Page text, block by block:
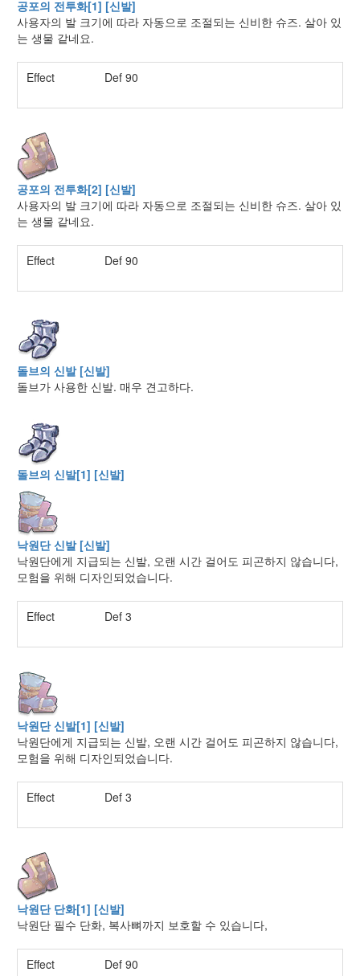
공포의 전투화[1] [신발]
사용자의 발 크기에 따라 자동으로 조절되는 신비한 슈즈. 살아 있
는 생물 같네요.
Effect Def 90
공포의 전투화[2] [신발]
사용자의 발 크기에 따라 자동으로 조절되는 신비한 슈즈. 살아 있
는 생물 같네요.
Effect Def 90
돌브의 신발 [신발]
돌브가 사용한 신발. 매우 견고하다.
돌브의 신발[1] [신발]
낙원단 신발 [신발]
낙원단에게 지급되는 신발, 오랜 시간 걸어도 피곤하지 않습니다,
모험을 위해 디자인되었습니다.
Effect Def 3
낙원단 신발[1] [신발]
낙원단에게 지급되는 신발, 오랜 시간 걸어도 피곤하지 않습니다,
모험을 위해 디자인되었습니다.
Effect Def 3
낙원단 단화[1] [신발]
낙원단 필수 단화, 복사뼈까지 보호할 수 있습니다,
Effect Def 90